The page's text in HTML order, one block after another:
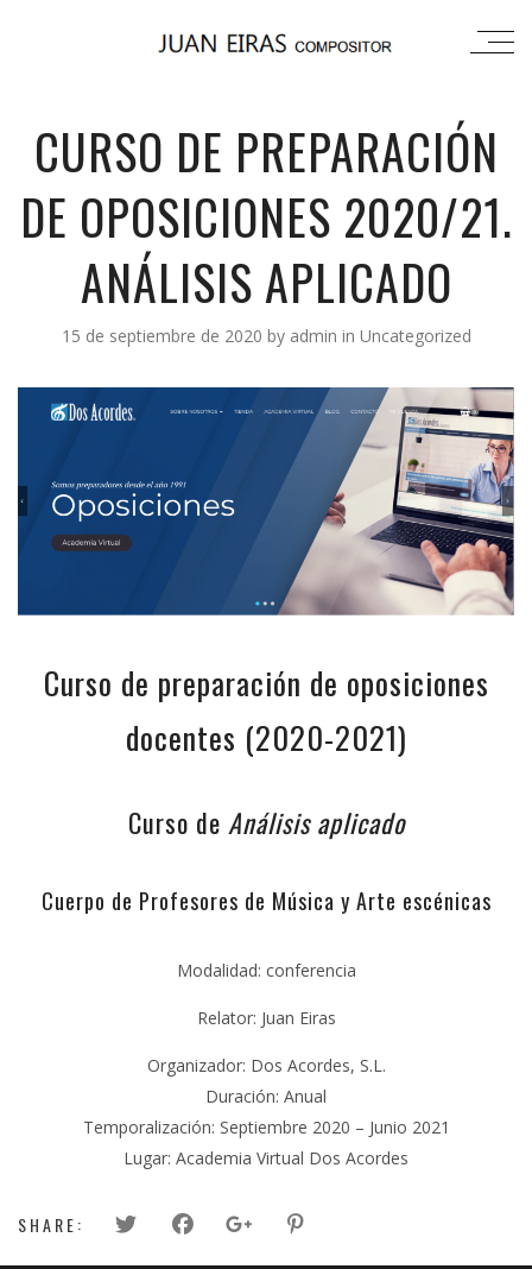
CURSO DE PREPARACIÓN
DE OPOSICIONES 2020/21.
ANÁLISIS APLICADO
15 de septiembre de 2020 by admin in Uncategorized
Curso de preparación de oposiciones
docentes (2020-2021)
Curso de Análisis aplicado
Cuerpo de Profesores de Música y Arte escénicas
Modalidad: conferencia
Relator: Juan Eiras
Organizador: Dos Acordes, S.L.
Duración: Anual
Temporalización: Septiembre 2020 – Junio 2021
Lugar: Academia Virtual Dos Acordes
SHARE: